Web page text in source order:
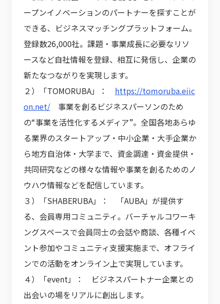
ープンイノベーションのパートナーを探すことが
できる、ビジネスマッチングプラットフォーム。
登録数26,000社。課題・事業成長に必要なリソ
ースなど自社情報を登録、相互に発信し、企業の
新たなつながりを実現します。
２）「TOMORUBA」： https://tomoruba.eiic
on.net/ 事業を創るビジネスパーソンのため
の“事業を活性化するメディア”。全国各地あらゆ
る業界のスタートアップ・中小企業・大手企業か
ら地方自治体・大学まで、資金調達・資金提供・
共同研究などの様々な情報や事業を創るためのノ
ウハウ情報などを配信しています。
３）「SHABERUBA」： 「AUBA」が提供す
る、会員専用コミュニティ。バーチャルコワーキ
ングスペースで会員同士の会話や商談、各種イベ
ント参加やコミュニティ支援実施まで、オフライ
ンでの活動をオンライン上で実現しています。
４）「event」： ビジネスパートナー企業との
出会いの場をリアルに創出します。